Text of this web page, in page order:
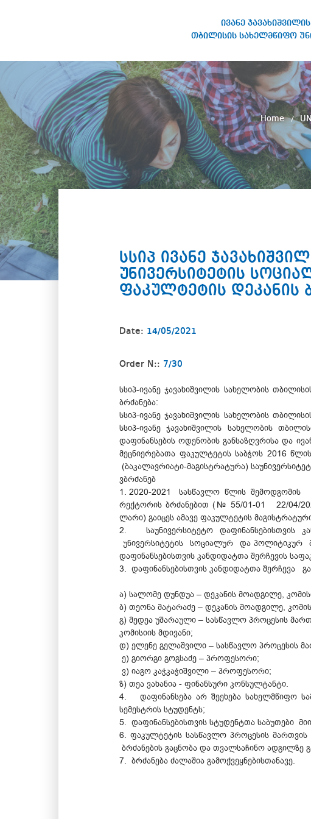
ივანე
თბილისის სახელმწიფო
STATE UNIVERSITY
Home
სსიპ ივანე
უნივერსიტეტის
ფაკულტეტის დეკანის
Date: 14/05/2021
Order N:: 7/30
სსიპ-ივანე ჯავახიშვილის სახელობის
ბრძანება:
სსიპ-ივანე ჯავახიშვილის სახელობის
სსიპ-ივანე ჯავახიშვილის სახელობის
დაფინანსების ოდენობის განსაზღვრისა და
მეცნიერებათა ფაკულტეტის საბჭოს
(ბაკალავრიატი-მაგისტრატურა)
ვბრძანებ
1. 2020-2021 სასწავლო წლის შემოდგომის
რექტორის ბრძანებით (№ 55/01-01 22/04/
ლარი) გაიცეს ამავე ფაკულტეტის
2. საუნივერსიტეტო დაფინანსებისთვის
უნივერსიტეტის სოციალურ და პოლიტიკურ
დაფინანსებისთვის კანდიდატთა შერჩევის
3. დაფინანსებისთვის კანდიდატთა შერჩევა
ა) სალომე დუნდუა – დეკანის მოადგილე,
ბ) თეონა მატარაძე – დეკანის მოადგილე,
გ) მედეა უშარაული – სასწავლო პროცესის
კომისიის მდივანი;
დ) ელენე გელაშვილი – სასწავლო პროცესის
ე) გიორგი გოგსაძე – პროფესორი;
ვ) იაგო კაჭკაჭიშვილი – პროფესორი;
ზ) თეა ვახანია - ფინანსური კონსულტანტი.
4. დაფინანსება არ შეეხება სახელმწიფო
სემესტრის სტუდენტს;
5. დაფინანსებისთვის სტუდენტთა საბუთები
6. ფაკულტეტის სასწავლო პროცესის
ბრძანების გაცნობა და თვალსაჩინო ადგილზე
7. ბრძანება ძალაშია გამოქვეყნებისთანავე.